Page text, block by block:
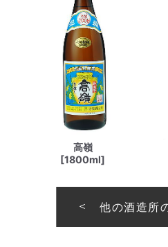
高嶺
[1800ml]
他の酒造所